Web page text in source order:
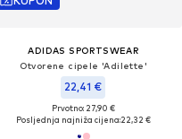
ADIDAS SPORTSWEAR
Otvorene cipele 'Adilette'
22,41 €
Prvotno: 27,90 €
Posljednja najniža cijena:22,32 €